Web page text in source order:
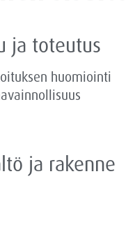
ja toteutus
huomiointi
ja rakenne